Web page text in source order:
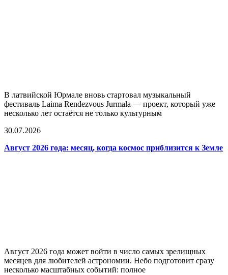
В латвийской Юрмале вновь стартовал музыкальный
фестиваль Laima Rendezvous Jurmala — проект, который уже
несколько лет остаётся не только культурным
30.07.2026
Август 2026 года: месяц, когда космос приблизится к Земле
Август 2026 года может войти в число самых зрелищных
месяцев для любителей астрономии. Небо подготовит сразу
несколько масштабных событий: полное